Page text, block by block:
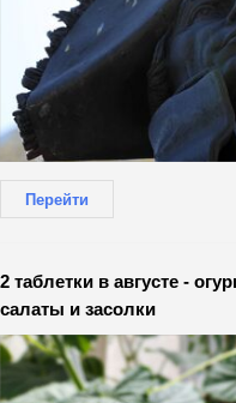
Перейти
2 таблетки в августе -
салаты и засолки